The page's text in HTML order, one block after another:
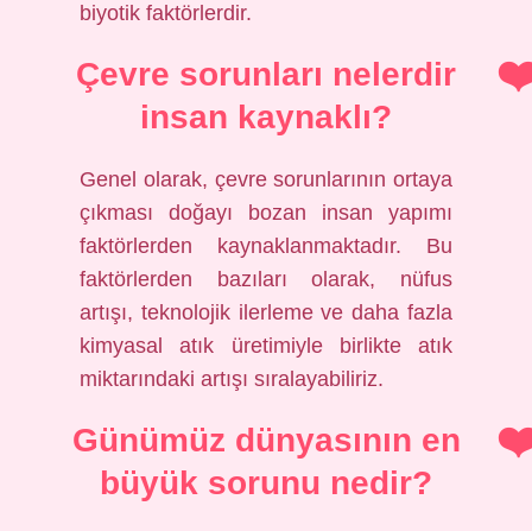
biyotik faktörlerdir.
Çevre sorunları nelerdir
insan kaynaklı?
Genel olarak, çevre sorunlarının ortaya
çıkması doğayı bozan insan yapımı
faktörlerden kaynaklanmaktadır. Bu
faktörlerden bazıları olarak, nüfus
artışı, teknolojik ilerleme ve daha fazla
kimyasal atık üretimiyle birlikte atık
miktarındaki artışı sıralayabiliriz.
Günümüz dünyasının en
büyük sorunu nedir?